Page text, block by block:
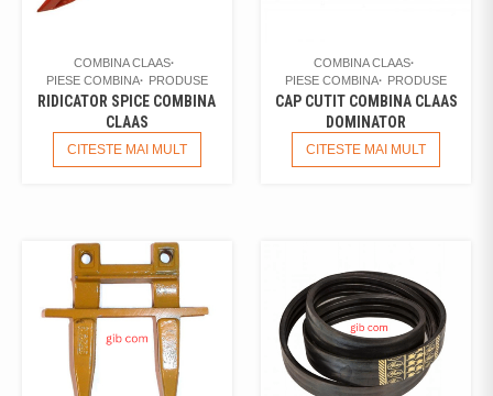
COMBINA CLAAS
PIESE COMBINA
PRODUSE
RIDICATOR SPICE COMBINA
CLAAS
CITESTE MAI MULT
COMBINA CLAAS
PIESE COMBINA
PRODUSE
CAP CUTIT COMBINA CLAAS
DOMINATOR
CITESTE MAI MULT